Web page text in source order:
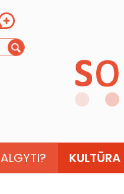
KULTŪRA